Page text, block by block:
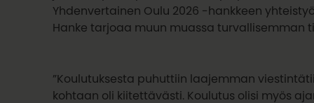
Yhdenvertainen Oulu 2026 -hankkeen
Hanke tarjoaa muun muassa turvallisemman
”Koulutuksesta puhuttiin laajemman
kohtaan oli kiitettävästi. Koulutus olisi myös